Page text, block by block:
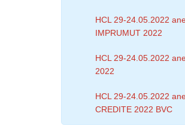
HCL 29-24.05.2022
IMPRUMUT 2022
HCL 29-24.05.2022
2022
HCL 29-24.05.2022
CREDITE 2022 BVC